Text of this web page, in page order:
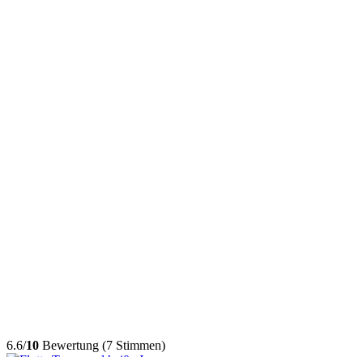
6.6/10 Bewertung (7 Stimmen)